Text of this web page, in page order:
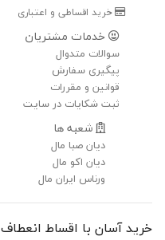
خرید اقساطی و اعتباری
خدمات مشتریان
سوالات متدوال
پیگیری سفارش
قوانین و مقررات
ثبت شکایات در سایت
شعبه ها
دیان صبا مال
دیان اکو مال
ورناس ایران مال
خرید آسان با اقساط